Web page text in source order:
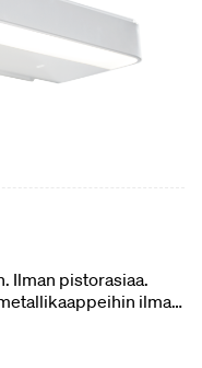
Ilman pistorasiaa.
ilman